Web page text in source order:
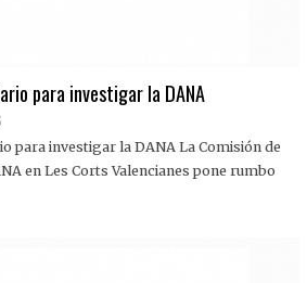
para investigar la DANA
para investigar la DANA La Comisión de
en Les Corts Valencianes pone rumbo